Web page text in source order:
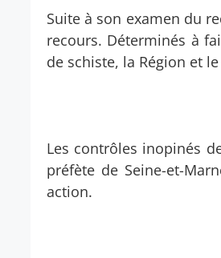
Suite à son examen du
recours. Déterminés à
de schiste, la Région et
Les contrôles inopinés
préfète de Seine-et-
action.